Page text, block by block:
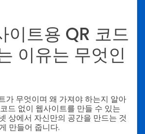
이트용 QR 코드
이유는 무엇인
가 무엇이며 왜 가져야 하는지 알아
드 없이 웹사이트를 만들 수 있는
상에서 자신만의 공간을 만드는 것
만들어 줍니다.